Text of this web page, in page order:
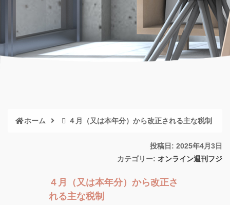
ホーム ４月（又は本年分）から改正される主な税制
投稿日: 2025年4月3日
カテゴリー: オンライン週刊フジ
４月（又は本年分）から改正さ
れる主な税制